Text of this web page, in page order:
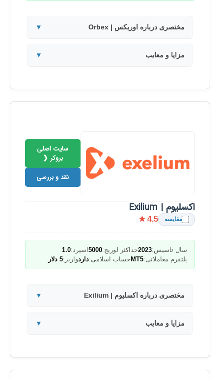
مختصری درباره اوربکس | Orbex ▼
مزایا و معایب ▼
اکسلیوم | Exilium
مقایسه ★ 4.5
سال تاسیس:2023حداکثر لوریج:5000 اسپرد:1.0
پلتفرم معاملاتی:MT5 حساب اسلامی:داردواریز:5 دلار
سایت اصلی
بروکر ❮
نقد و بررسی
مختصری درباره اکسلیوم | Exilium ▼
مزایا و معایب ▼